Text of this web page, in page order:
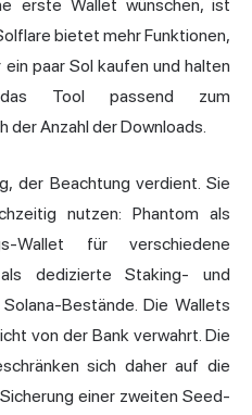
erste Wallet wünschen, ist
bietet mehr Funktionen,
paar Sol kaufen und halten
Tool passend zum
der Anzahl der Downloads.
der Beachtung verdient. Sie
nutzen: Phantom als
Wallet für verschiedene
dedizierte Staking- und
Bestände. Die Wallets
von der Bank verwahrt. Die
sich daher auf die
einer zweiten Seed-